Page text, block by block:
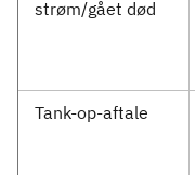
strøm/gået død
Tank-op-aftale